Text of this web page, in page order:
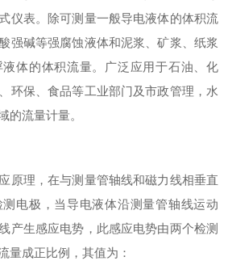
仪表。除可测量一般导电液体的体积流
强碱等强腐蚀液体和泥浆、矿浆、纸浆
体的体积流量。广泛应用于石油、化
环保、食品等工业部门及市政管理，水
的流量计量。
理，在与测量管轴线和磁力线相垂直
电极，当导电液体沿测量管轴线运动
产生感应电势，此感应电势由两个检测
量成正比例，其值为：